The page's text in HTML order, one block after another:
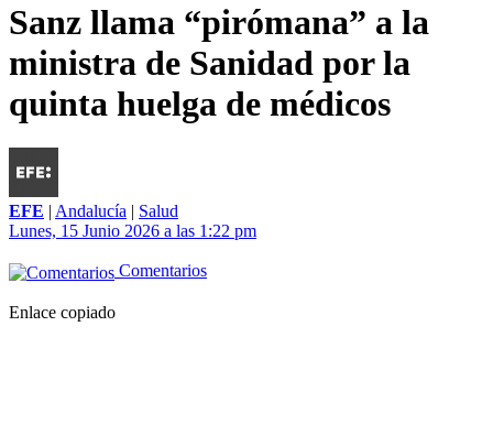
Sanz llama “pirómana” a la
ministra de Sanidad por la
quinta huelga de médicos
EFE | Andalucía | Salud
Lunes, 15 Junio 2026 a las 1:22 pm
Comentarios
Enlace copiado